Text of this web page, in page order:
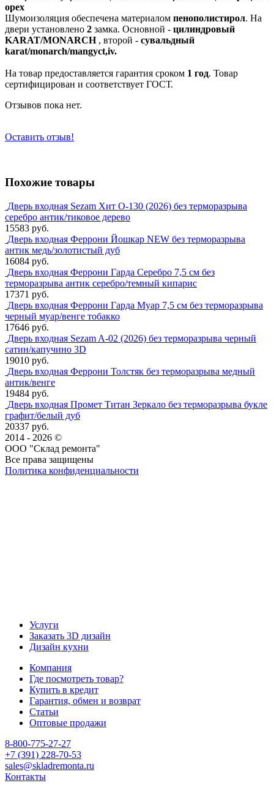
орех
Шумоизоляция обеспечена материалом пенополистирол. На
двери установлено 2 замка. Основной - цилиндровый
KARAT/MONARCH, второй - сувальдный
karat/monarch/mangyct,iv.
На товар предоставляется гарантия сроком 1 год. Товар
сертифицирован и соответствует ГОСТ.
Отзывов пока нет.
Оставить отзыв!
Похожие товары
Дверь входная Sezam Хит О-130 (2026) без терморазрыва
серебро антик/тиковое дерево
15583 руб.
Дверь входная Феррони Йошкар NEW без терморазрыва
антик медь/золотистый дуб
16084 руб.
Дверь входная Феррони Гарда Серебро 7,5 см без
терморазрыва антик серебро/темный кипарис
17371 руб.
Дверь входная Феррони Гарда Муар 7,5 см без терморазрыва
черный муар/венге тобакко
17646 руб.
Дверь входная Sezam A-02 (2026) без терморазрыва черный
сатин/капучино 3D
19010 руб.
Дверь входная Феррони Толстяк без терморазрыва медный
антик/венге
19484 руб.
Дверь входная Промет Титан Зеркало без терморазрыва букле
графит/белый дуб
20337 руб.
2014 - 2026 ©
ООО "Склад ремонта"
Все права защищены
Политика конфиденциальности
Услуги
Заказать 3D дизайн
Дизайн кухни
Компания
Где посмотреть товар?
Купить в кредит
Гарантия, обмен и возврат
Статьи
Оптовые продажи
8-800-775-27-27
+7 (391) 228-70-53
sales@skladremonta.ru
Контакты